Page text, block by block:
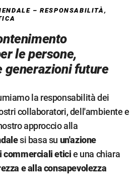
– RESPONSABILITÀ,
le persone,
generazioni future
la responsabilità dei
collaboratori, dell'ambiente e
approccio alla
si basa su un'azione
commerciali eticie una chiara
e alla consapevolezza